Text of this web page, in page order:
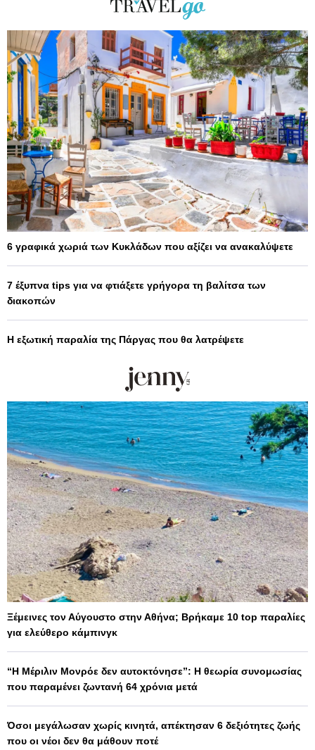
6 γραφικά χωριά των Κυκλάδων που αξίζει να ανακαλύψετε
7 έξυπνα tips για να φτιάξετε γρήγορα τη βαλίτσα των
διακοπών
Η εξωτική παραλία της Πάργας που θα λατρέψετε
Ξέμεινες τον Αύγουστο στην Αθήνα; Βρήκαμε 10 top παραλίες
για ελεύθερο κάμπινγκ
“Η Μέριλιν Μονρόε δεν αυτοκτόνησε”: Η θεωρία συνομωσίας
που παραμένει ζωντανή 64 χρόνια μετά
Όσοι μεγάλωσαν χωρίς κινητά, απέκτησαν 6 δεξιότητες ζωής
που οι νέοι δεν θα μάθουν ποτέ